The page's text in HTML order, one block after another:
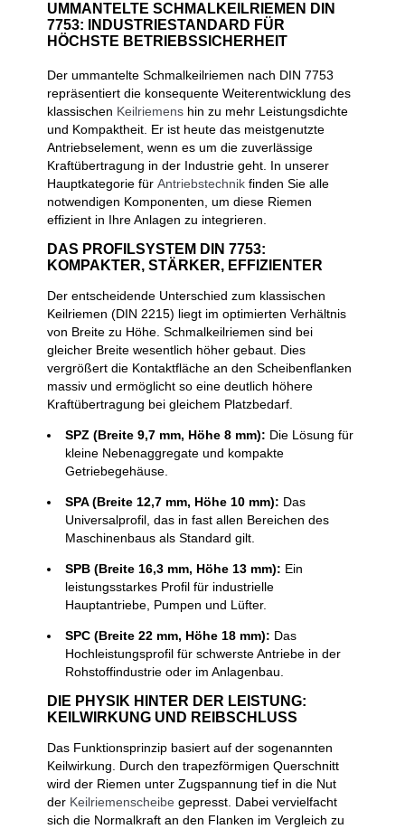
UMMANTELTE SCHMALKEILRIEMEN DIN
7753: INDUSTRIESTANDARD FÜR
HÖCHSTE BETRIEBSSICHERHEIT
Der ummantelte Schmalkeilriemen nach DIN 7753
repräsentiert die konsequente Weiterentwicklung des
klassischen Keilriemens hin zu mehr Leistungsdichte
und Kompaktheit. Er ist heute das meistgenutzte
Antriebselement, wenn es um die zuverlässige
Kraftübertragung in der Industrie geht. In unserer
Hauptkategorie für Antriebstechnik finden Sie alle
notwendigen Komponenten, um diese Riemen
effizient in Ihre Anlagen zu integrieren.
DAS PROFILSYSTEM DIN 7753:
KOMPAKTER, STÄRKER, EFFIZIENTER
Der entscheidende Unterschied zum klassischen
Keilriemen (DIN 2215) liegt im optimierten Verhältnis
von Breite zu Höhe. Schmalkeilriemen sind bei
gleicher Breite wesentlich höher gebaut. Dies
vergrößert die Kontaktfläche an den Scheibenflanken
massiv und ermöglicht so eine deutlich höhere
Kraftübertragung bei gleichem Platzbedarf.
SPZ (Breite 9,7 mm, Höhe 8 mm): Die Lösung für
kleine Nebenaggregate und kompakte
Getriebegehäuse.
SPA (Breite 12,7 mm, Höhe 10 mm): Das
Universalprofil, das in fast allen Bereichen des
Maschinenbaus als Standard gilt.
SPB (Breite 16,3 mm, Höhe 13 mm): Ein
leistungsstarkes Profil für industrielle
Hauptantriebe, Pumpen und Lüfter.
SPC (Breite 22 mm, Höhe 18 mm): Das
Hochleistungsprofil für schwerste Antriebe in der
Rohstoffindustrie oder im Anlagenbau.
DIE PHYSIK HINTER DER LEISTUNG:
KEILWIRKUNG UND REIBSCHLUSS
Das Funktionsprinzip basiert auf der sogenannten
Keilwirkung. Durch den trapezförmigen Querschnitt
wird der Riemen unter Zugspannung tief in die Nut
der Keilriemenscheibe gepresst. Dabei vervielfacht
sich die Normalkraft an den Flanken im Vergleich zu